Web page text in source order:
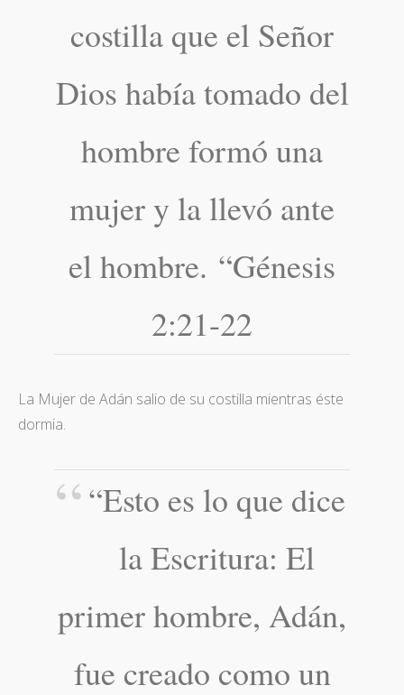
costilla que el Señor
Dios había tomado del
hombre formó una
mujer y la llevó ante
el hombre. “Génesis
2:21-22
La Mujer de Adán salio de su costilla mientras éste
dormia.
“Esto es lo que dice
la Escritura: El
primer hombre, Adán,
fue creado como un